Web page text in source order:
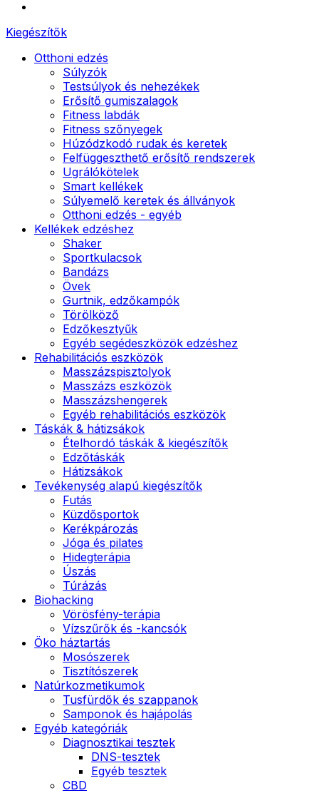
Kiegészítők
Otthoni edzés
Súlyzók
Testsúlyok és nehezékek
Erősítő gumiszalagok
Fitness labdák
Fitness szőnyegek
Húzódzkodó rudak és keretek
Felfüggeszthető erősítő rendszerek
Ugrálókötelek
Smart kellékek
Súlyemelő keretek és állványok
Otthoni edzés - egyéb
Kellékek edzéshez
Shaker
Sportkulacsok
Bandázs
Övek
Gurtnik, edzőkampók
Törölköző
Edzőkesztyűk
Egyéb segédeszközök edzéshez
Rehabilitációs eszközök
Masszázspisztolyok
Masszázs eszközök
Masszázshengerek
Egyéb rehabilitációs eszközök
Táskák & hátizsákok
Ételhordó táskák & kiegészítők
Edzőtáskák
Hátizsákok
Tevékenység alapú kiegészítők
Futás
Küzdősportok
Kerékpározás
Jóga és pilates
Hidegterápia
Úszás
Túrázás
Biohacking
Vörösfény-terápia
Vízszűrők és -kancsók
Öko háztartás
Mosószerek
Tisztítószerek
Natúrkozmetikumok
Tusfürdők és szappanok
Samponok és hajápolás
Egyéb kategóriák
Diagnosztikai tesztek
DNS-tesztek
Egyéb tesztek
CBD